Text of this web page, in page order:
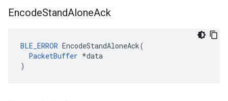
EncodeStandAloneAck
BLE_ERROR EncodeStandAloneAck(
PacketBuffer *data
)